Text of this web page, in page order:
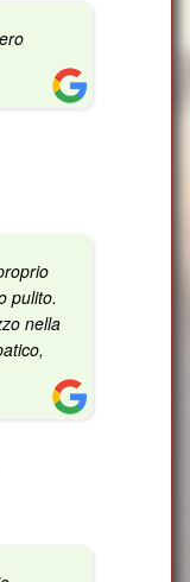
pulito.
nella